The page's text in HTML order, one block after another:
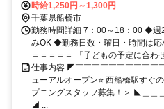
時給1,250円～1,300円
千葉県船橋市
勤務時間詳細 7：00～18：00 ◆
みOK ◆勤務日数・曜日・時間は応
＝＝＝＝＝ 「子どもの予定に合わ
仕事内容 ◤￣￣￣￣￣￣￣￣￣￣
ューアルオープン⭐ 西船橋駅すぐ
プニングスタッフ募集！＞ ◣＿＿
◢ ...